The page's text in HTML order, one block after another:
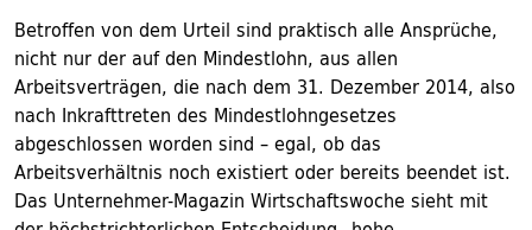
Betroffen von dem Urteil sind praktisch alle Ansprüche,
nicht nur der auf den Mindestlohn, aus allen
Arbeitsverträgen, die nach dem 31. Dezember 2014, also
nach Inkrafttreten des Mindestlohngesetzes
abgeschlossen worden sind – egal, ob das
Arbeitsverhältnis noch existiert oder bereits beendet ist.
Das Unternehmer-Magazin Wirtschaftswoche sieht mit